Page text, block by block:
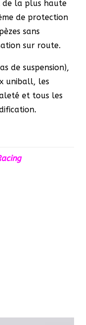
de la plus haute
de protection
sans
sur route.
de suspension),
uniball, les
et tous les